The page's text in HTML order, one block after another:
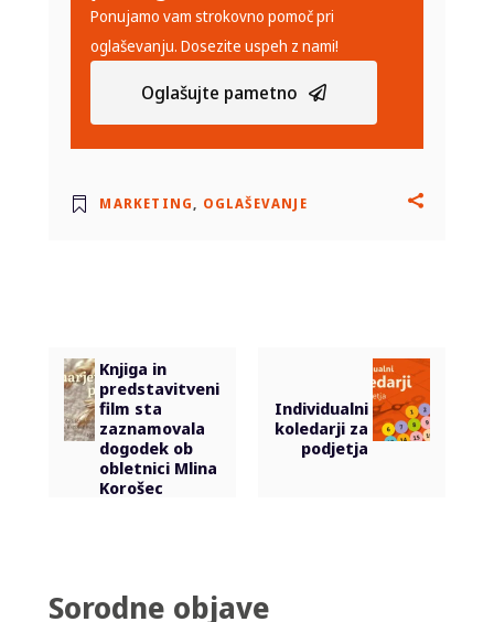
Ponujamo vam strokovno pomoč pri
oglaševanju. Dosezite uspeh z nami!
Oglašujte pametno
MARKETING, OGLAŠEVANJE
Knjiga in
predstavitveni
film sta
zaznamovala
dogodek ob
obletnici Mlina
Korošec
Individualni
koledarji za
podjetja
Sorodne objave